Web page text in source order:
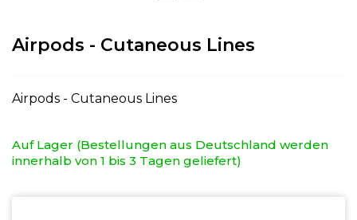
Airpods - Cutaneous Lines
Airpods - Cutaneous Lines
Auf Lager (Bestellungen aus Deutschland werden
innerhalb von 1 bis 3 Tagen geliefert)